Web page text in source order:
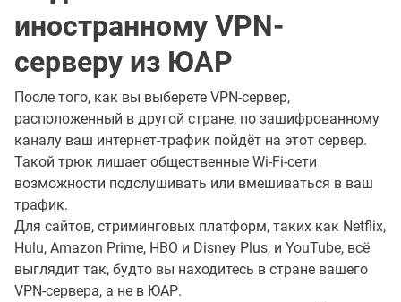
иностранному VPN-
серверу из ЮАР
После того, как вы выберете VPN-сервер,
расположенный в другой стране, по зашифрованному
каналу ваш интернет-трафик пойдёт на этот сервер.
Такой трюк лишает общественные Wi-Fi-сети
возможности подслушивать или вмешиваться в ваш
трафик.
Для сайтов, стриминговых платформ, таких как Netflix,
Hulu, Amazon Prime, HBO и Disney Plus, и YouTube, всё
выглядит так, будто вы находитесь в стране вашего
VPN-сервера, а не в ЮАР.